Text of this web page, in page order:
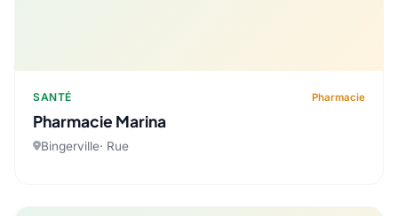
SANTÉ Pharmacie
Pharmacie Marina
Bingerville· Rue